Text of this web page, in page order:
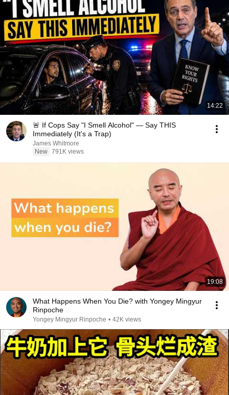
14:22
🚨 If Cops Say "I Smell Alcohol" — Say THIS
Immediately (It's a Trap)
James Whitmore
New 791K views
19:08
What Happens When You Die? with Yongey Mingyur
Rinpoche
Yongey Mingyur Rinpoche • 42K views